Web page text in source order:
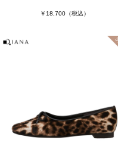
￥18,700（税込）